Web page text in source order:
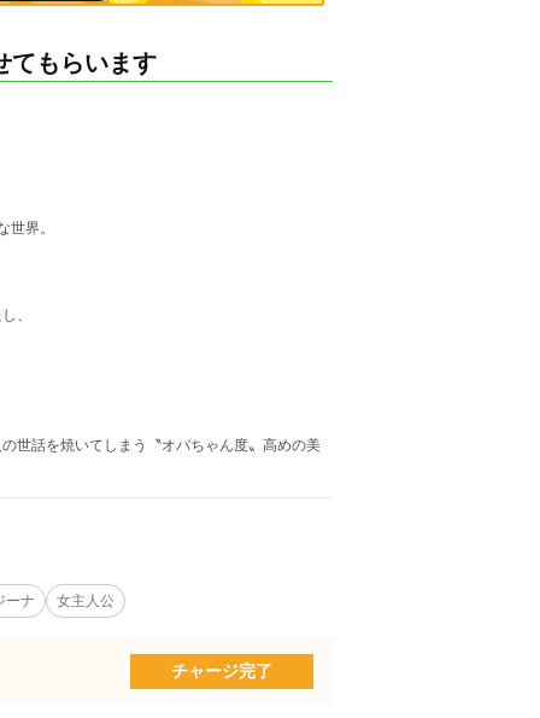
てもらいます
界。
、
世話を焼いてしまう〝オバちゃん度〟高めの美
ーナ 女主人公
チャージ完了